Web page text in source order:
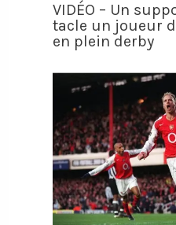
VIDÉO – Un
tacle un joueur
en plein derby